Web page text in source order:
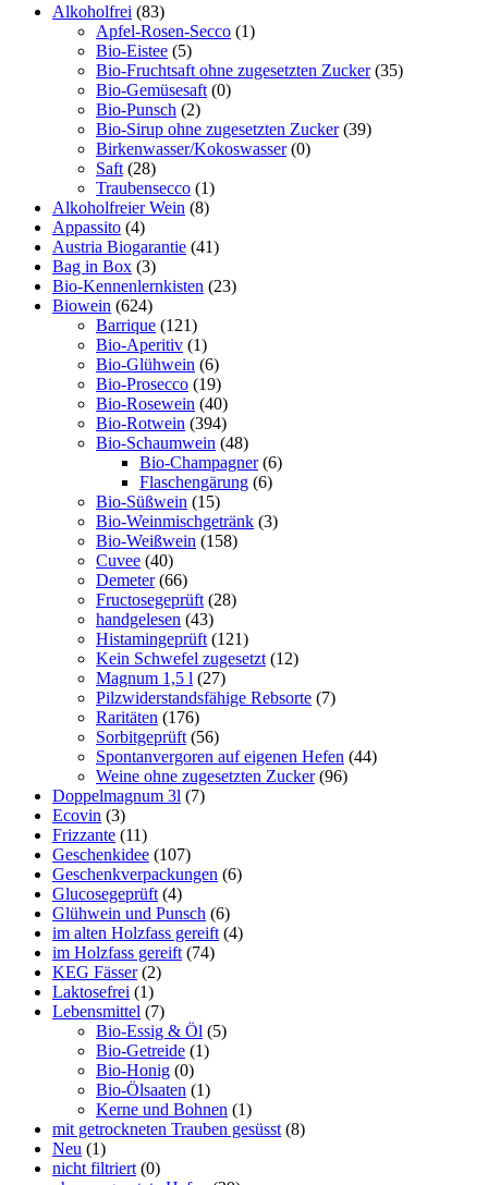
Alkoholfrei (83)
Apfel-Rosen-Secco (1)
Bio-Eistee (5)
Bio-Fruchtsaft ohne zugesetzten Zucker (35)
Bio-Gemüsesaft (0)
Bio-Punsch (2)
Bio-Sirup ohne zugesetzten Zucker (39)
Birkenwasser/Kokoswasser (0)
Saft (28)
Traubensecco (1)
Alkoholfreier Wein (8)
Appassito (4)
Austria Biogarantie (41)
Bag in Box (3)
Bio-Kennenlernkisten (23)
Biowein (624)
Barrique (121)
Bio-Aperitiv (1)
Bio-Glühwein (6)
Bio-Prosecco (19)
Bio-Rosewein (40)
Bio-Rotwein (394)
Bio-Schaumwein (48)
Bio-Champagner (6)
Flaschengärung (6)
Bio-Süßwein (15)
Bio-Weinmischgetränk (3)
Bio-Weißwein (158)
Cuvee (40)
Demeter (66)
Fructosegeprüft (28)
handgelesen (43)
Histamingeprüft (121)
Kein Schwefel zugesetzt (12)
Magnum 1,5 l (27)
Pilzwiderstandsfähige Rebsorte (7)
Raritäten (176)
Sorbitgeprüft (56)
Spontanvergoren auf eigenen Hefen (44)
Weine ohne zugesetzten Zucker (96)
Doppelmagnum 3l (7)
Ecovin (3)
Frizzante (11)
Geschenkidee (107)
Geschenkverpackungen (6)
Glucosegeprüft (4)
Glühwein und Punsch (6)
im alten Holzfass gereift (4)
im Holzfass gereift (74)
KEG Fässer (2)
Laktosefrei (1)
Lebensmittel (7)
Bio-Essig & Öl (5)
Bio-Getreide (1)
Bio-Honig (0)
Bio-Ölsaaten (1)
Kerne und Bohnen (1)
mit getrockneten Trauben gesüsst (8)
Neu (1)
nicht filtriert (0)